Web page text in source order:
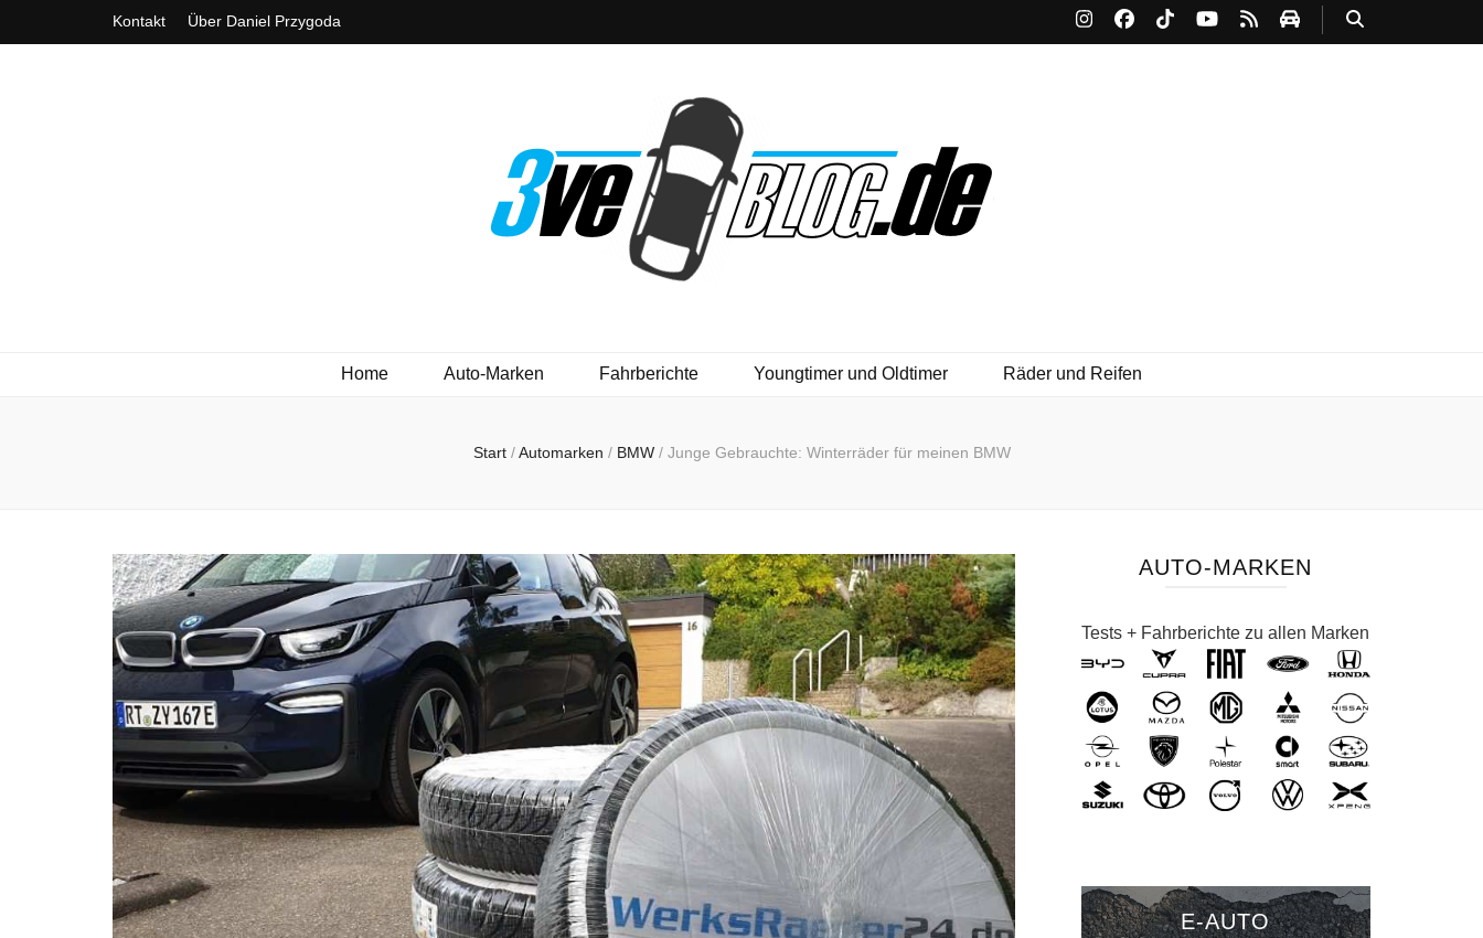
Kontakt Über Daniel Przygoda
Home Auto-Marken Fahrberichte Youngtimer und Oldtimer Räder und Reifen
Start / Automarken / BMW / Junge Gebrauchte: Winterräder für meinen BMW
AUTO-MARKEN
Tests + Fahrberichte zu allen Marken
E-AUTO